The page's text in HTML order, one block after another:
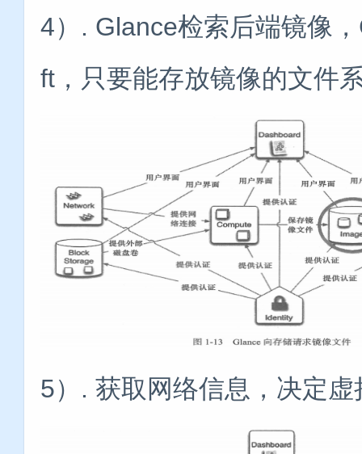
4）. Glance检索后端镜像
ft，只要能存放镜像的文件
5）. 获取网络信息，决定